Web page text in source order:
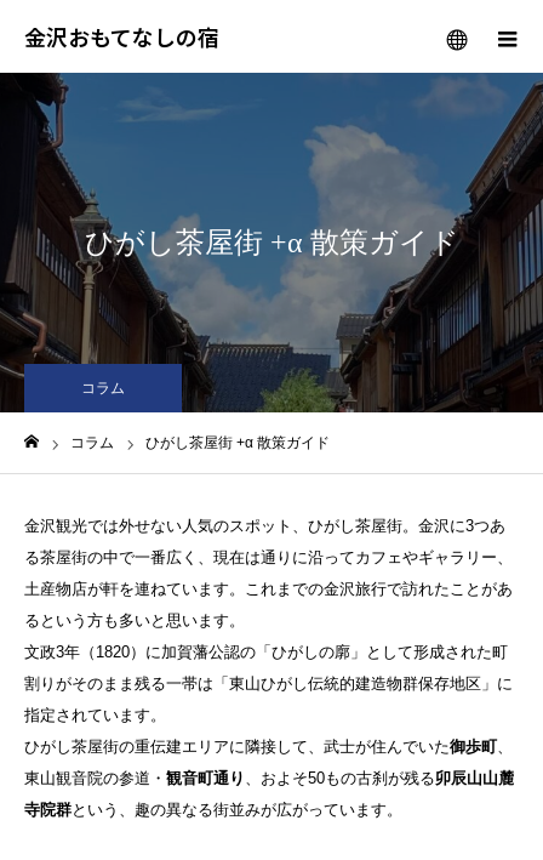
金沢おもてなしの宿 メニュー
ひがし茶屋街 +α 散策ガイド
コラム
コラム ひがし茶屋街 +α 散策ガイド
金沢観光では外せない人気のスポット、ひがし茶屋街。金沢に3つあ
る茶屋街の中で一番広く、現在は通りに沿ってカフェやギャラリー、
土産物店が軒を連ねています。これまでの金沢旅行で訪れたことがあ
るという方も多いと思います。
文政3年（1820）に加賀藩公認の「ひがしの廓」として形成された町
割りがそのまま残る一帯は「東山ひがし伝統的建造物群保存地区」に
指定されています。
ひがし茶屋街の重伝建エリアに隣接して、武士が住んでいた御歩町、
東山観音院の参道・ 観音町通り 、およそ50もの古刹が残る卯辰山山麓
寺院群という、趣の異なる街並みが広がっています。